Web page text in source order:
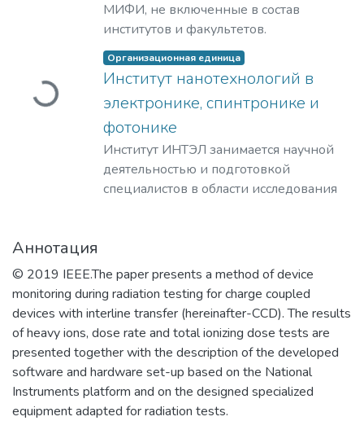
МИФИ, не включенные в состав
институтов и факультетов.
Загружается... Организационная единица
Институт нанотехнологий в
электронике, спинтронике и
фотонике
Институт ИНТЭЛ занимается научной
деятельностью и подготовкой
специалистов в области исследования
базы электроники гражданского и
специального назначения, а также
построения современных приборов на
её основе.
​Наша основная цель – это создание и
развитие научно-образовательного
центра мирового уровня в области
наноструктурных материалов и
Аннотация
© 2019 IEEE.The paper presents a method of device
monitoring during radiation testing for charge coupled
devices with interline transfer (hereinafter-CCD). The results
of heavy ions, dose rate and total ionizing dose tests are
presented together with the description of the developed
software and hardware set-up based on the National
Instruments platform and on the designed specialized
equipment adapted for radiation tests.